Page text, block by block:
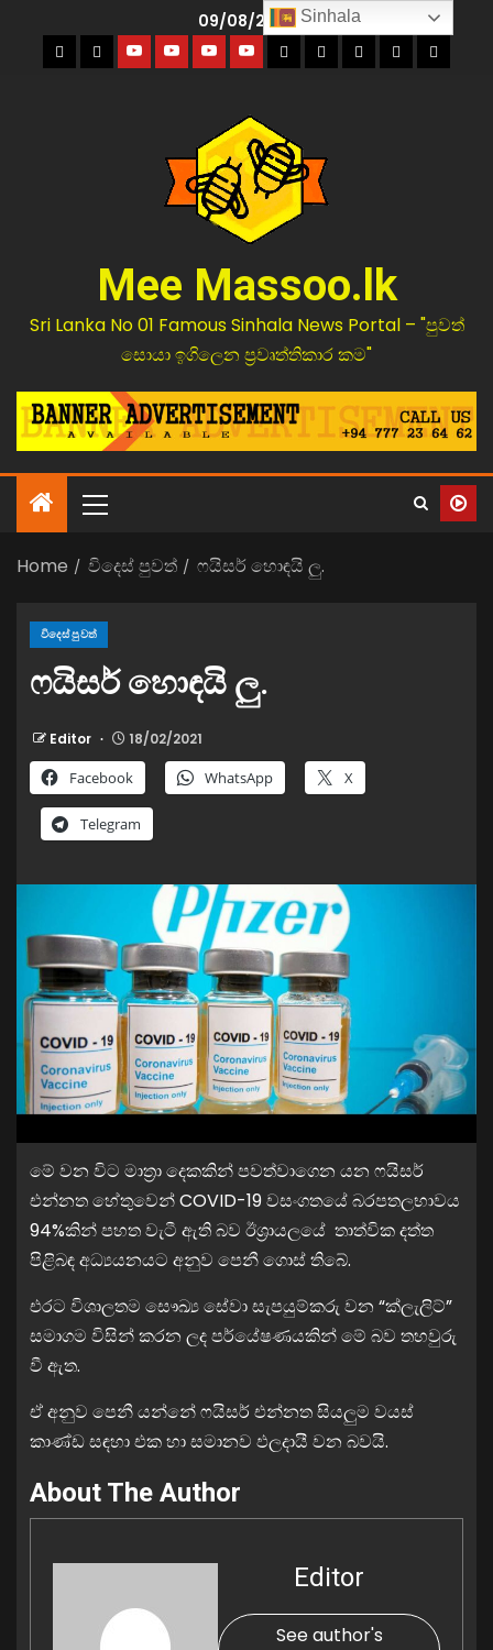
09/08/2026
Mee Massoo.lk
Sri Lanka No 01 Famous Sinhala News Portal – "පුවත්
සොයා ඉගිලෙන ප්‍රවෘත්තිකාර කම"
Home විදෙස් පුවත් ෆයිසර් හොඳයි ලු.
විදෙස් පුවත්
ෆයිසර් හොඳයි ලු.
Editor 18/02/2021
Facebook WhatsApp X
Telegram
මේ වන විට මාත්‍රා දෙකකින් පවත්වාගෙන යන ෆයිසර්
එන්නත හේතුවෙන් COVID-19 වසංගතයේ බරපතලභාවය
94%කින් පහත වැටී ඇති බව ඊශ්‍රායලයේ තාත්වික දත්ත
පිළිබඳ අධ්‍යයනයට අනුව පෙනී ගොස් තිබේ.
එරට විශාලතම සෞඛ්‍ය සේවා සැපයුම්කරු වන “ක්ලැලිට්”
සමාගම විසින් කරන ලද පර්යේෂණයකින් මේ බව තහවුරු
වී ඇත.
ඒ අනුව පෙනී යන්නේ ෆයිසර් එන්නත සියලුම වයස්
කාණ්ඩ සඳහා එක හා සමානව ඵලදායී වන බවයි.
About The Author
Editor
See author's
Sinhala